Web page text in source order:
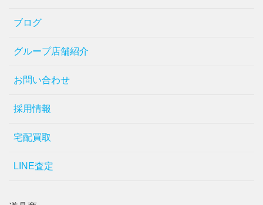
ブログ
グループ店舗紹介
お問い合わせ
採用情報
宅配買取
LINE査定